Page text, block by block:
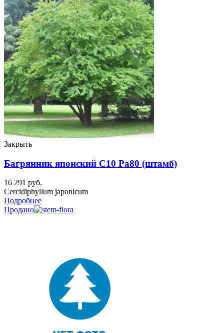
Закрыть
Багрянник японский C10 Pa80 (штамб)
16 291 руб.
Cercidiphyllum japonicum
Подробнее
Продано